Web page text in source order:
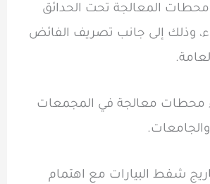
المعالجة تحت الحدائق
وذلك إلى جانب تصريف الفائض
محطات معالجة في المجمعات
والجامعات.
شفط البيارات مع اهتمام